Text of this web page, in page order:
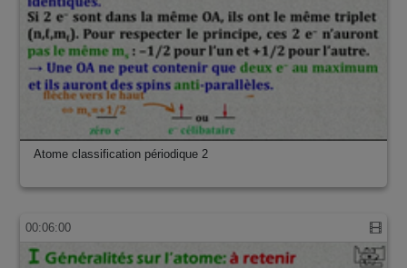
Atome classification périodique 2
00:06:00